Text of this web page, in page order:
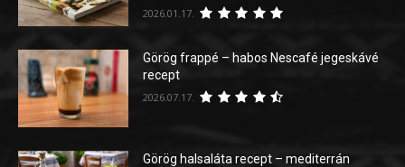
2026.01.17.
Görög frappé – habos Nescafé jegeskávé
recept
2026.07.17.
Görög halsaláta recept – mediterrán